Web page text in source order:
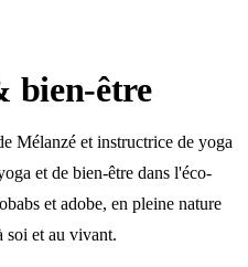
bien-être
Mélanzé et instructrice de yoga
et de bien-être dans l'éco-
et adobe, en pleine nature
soi et au vivant.